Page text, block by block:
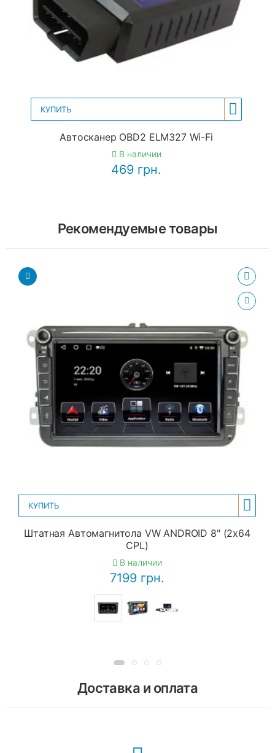
КУПИТЬ
Автосканер OBD2 ELM327 Wi-Fi
В наличии
469 грн.
Рекомендуемые товары
КУПИТЬ
Штатная Автомагнитола VW ANDROID 8" (2x64
CPL)
В наличии
7199 грн.
Доставка и оплата